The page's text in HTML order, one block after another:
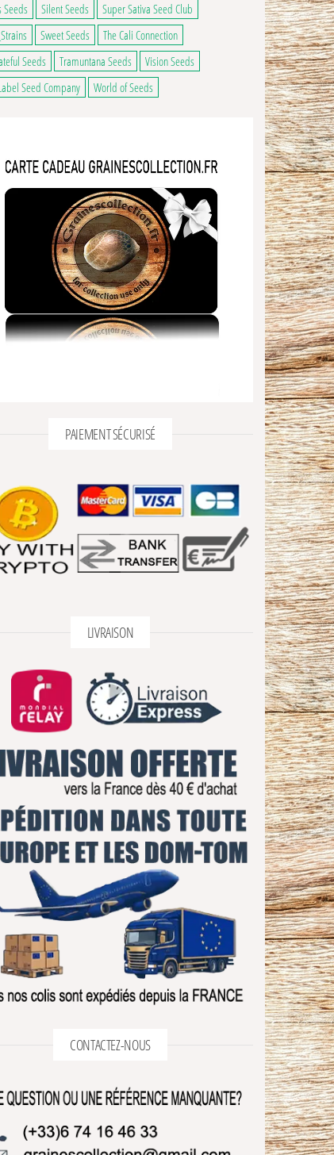
être choisies sur la page du produit
variations. Les options peuvent être choisies sur la page du
Seeds
Silent Seeds
Super Sativa Seed Club
Sweet Seeds
The Cali Connection
Seeds
Tramuntana Seeds
Vision Seeds
Seed Company
World of Seeds
PAIEMENT SÉCURISÉ
LIVRAISON
CONTACTEZ-NOUS